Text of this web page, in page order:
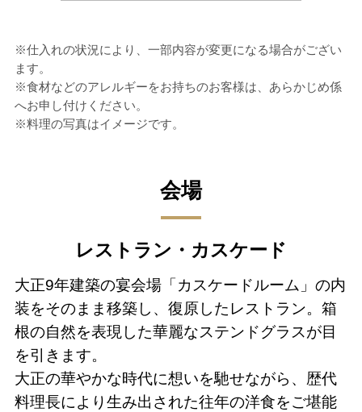
※仕入れの状況により、一部内容が変更になる場合がござい
ます。
※食材などのアレルギーをお持ちのお客様は、あらかじめ係
へお申し付けください。
※料理の写真はイメージです。
会場
レストラン・カスケード
大正9年建築の宴会場「カスケードルーム」の内
装をそのまま移築し、復原したレストラン。箱
根の自然を表現した華麗なステンドグラスが目
を引きます。
大正の華やかな時代に想いを馳せながら、歴代
料理長により生み出された往年の洋食をご堪能